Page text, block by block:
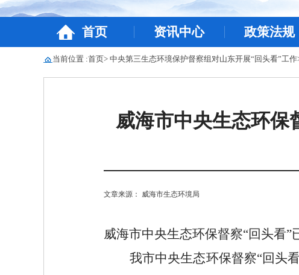
首页 资讯中心 政策法规
当前位置 :首页> 中央第三生态环境保护督察组对山东开展“回头看”工作
威海市中央生态环保
文章来源： 威海市生态环境局
威海市中央生态环保督察“回头看”
我市中央生态环保督察“回头看